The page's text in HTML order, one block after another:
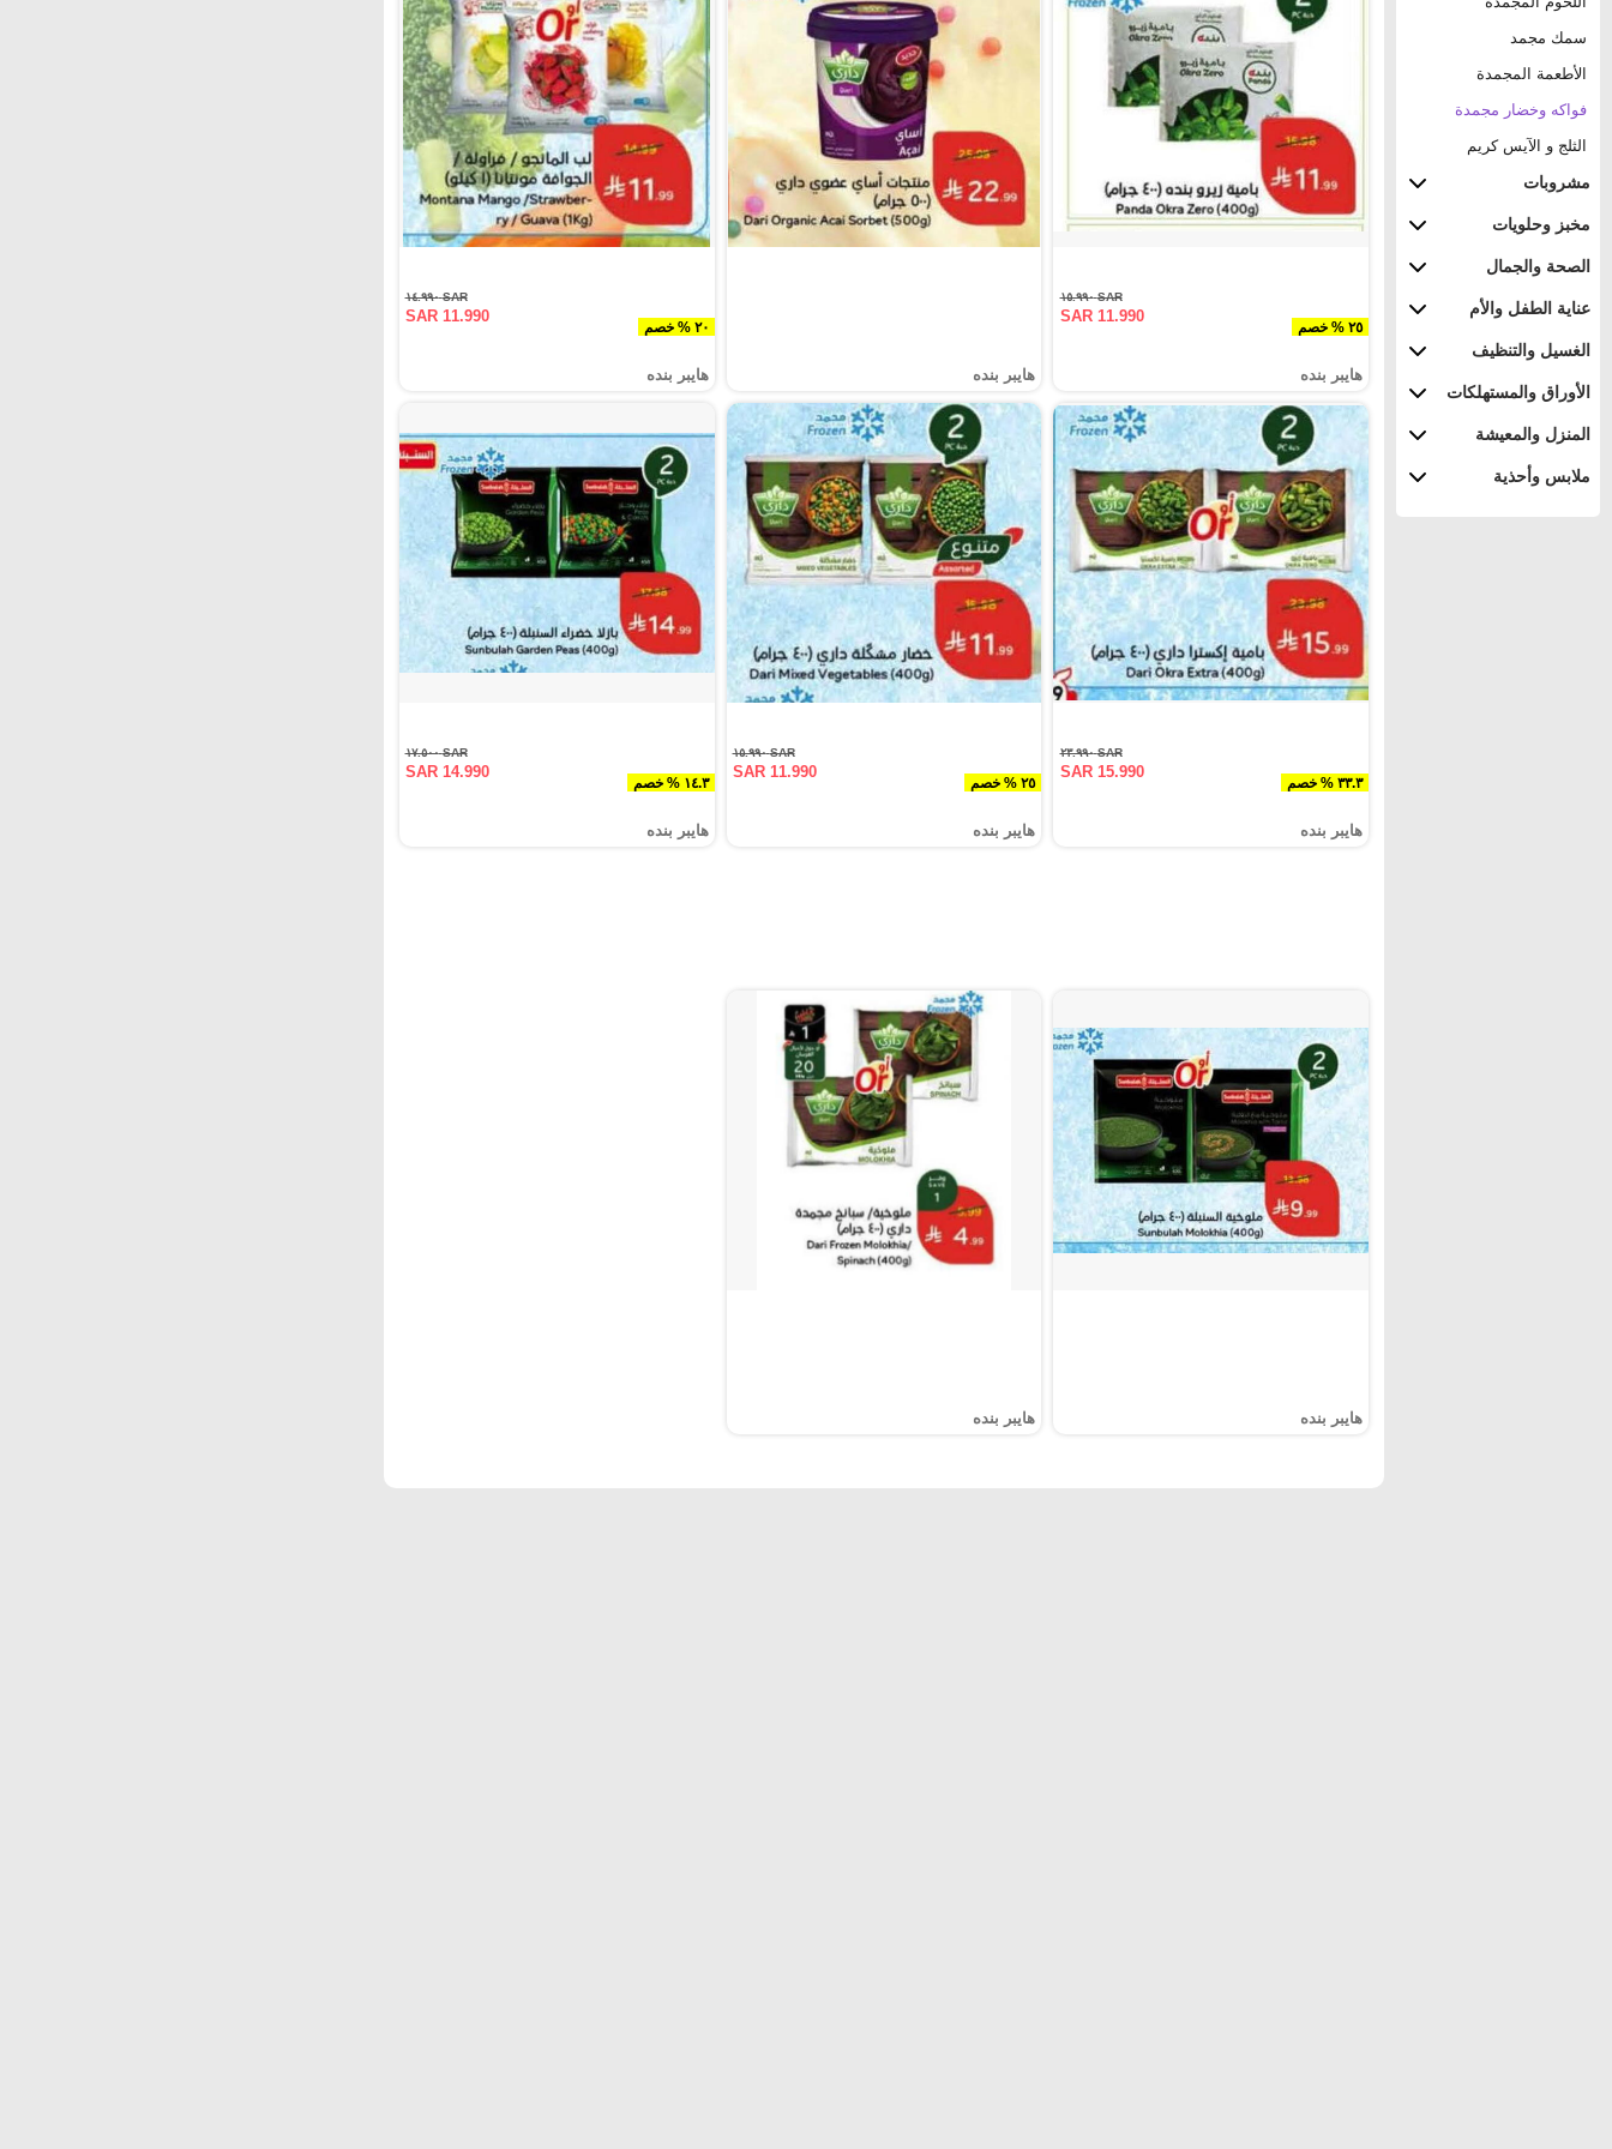
سمك مجمد
الأطعمة المجمدة
فواكه وخضار مجمدة
الثلج و الآيس كريم
مشروبات
مخبز وحلويات
الصحة والجمال
عناية الطفل والأم
الغسيل والتنظيف
الأوراق والمستهلكات
المنزل والمعيشة
ملابس وأحذية
٢٥ % خصم
SAR ١٥.٩٩٠
SAR 11.990
هايبر بنده هايبر بنده
٢٠ % خصم
SAR ١٤.٩٩٠
SAR 11.990
هايبر بنده
٣٣.٣ % خصم
SAR ٢٣.٩٩٠
SAR 15.990
هايبر بنده
٢٥ % خصم
SAR ١٥.٩٩٠
SAR 11.990
هايبر بنده
١٤.٣ % خصم
SAR ١٧.٥٠٠
SAR 14.990
هايبر بنده
هايبر بنده هايبر بنده